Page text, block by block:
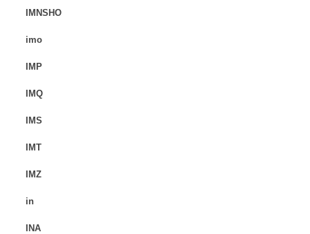
IMNSHO
imo
IMP
IMQ
IMS
IMT
IMZ
in
INA